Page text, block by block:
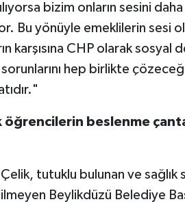
bizim onların sesini
Bu yönüyle emeklilerin sesi
karşısına CHP olarak
hep birlikte
öğrencilerin beslenme
tutuklu bulunan ve sağlık
Beylikdüzü Belediye